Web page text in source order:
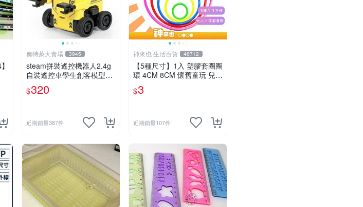
奧特萊大賣場 3945
steam拼裝遙控機器人2.4g
自裝遙控車學生創客模型科
教玩具 推薦推薦締造W
$320
近期銷量387件
神來也 生活百貨 46712
【5種尺寸】1入 塑膠套圈圈
環 4CM 8CM 懷舊童玩 兒童
玩具 夜市套圈圈 塑膠套環
遊戲道具 套環
$3
近期銷量107件